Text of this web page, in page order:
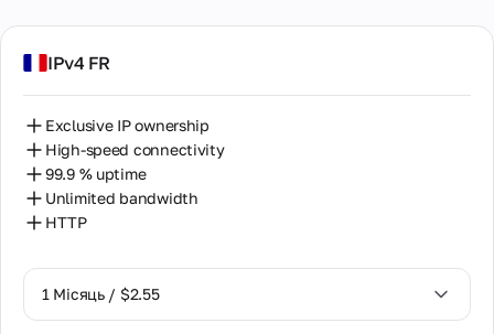
IPv4 FR
Exclusive IP ownership
High-speed connectivity
99.9 % uptime
Unlimited bandwidth
HTTP
1 Місяць / $2.55